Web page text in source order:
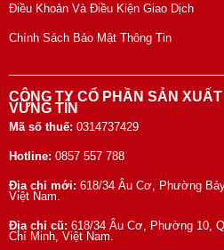
Điều Khoản Và Điều Kiện Giao Dịch
Chính Sách Bảo Mật Thông Tin
CÔNG TY CỔ PHẦN SẢN
VỮNG TÍN
Mã số thuế: 0314737429
Hotline: 0857 557 788
Địa chỉ mới: 618/34 Âu Cơ, Phường
Việt Nam.
Địa chỉ cũ: 618/34 Âu Cơ, Phường 10,
Chí Minh, Việt Nam.